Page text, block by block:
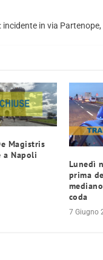
incidente in via
Magistris
a Napoli
Lunedì
prima
coda
7 Giugno